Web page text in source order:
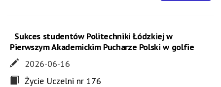
Sukces studentów Politechniki Łódzkiej w
Pierwszym Akademickim Pucharze Polski w golfie
2026-06-16
Życie Uczelni nr 176